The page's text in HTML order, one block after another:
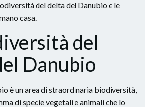
del delta del Danubio e le
casa.
del
Danubio
è un area di straordinaria biodiversità,
di specie vegetali e animali che lo